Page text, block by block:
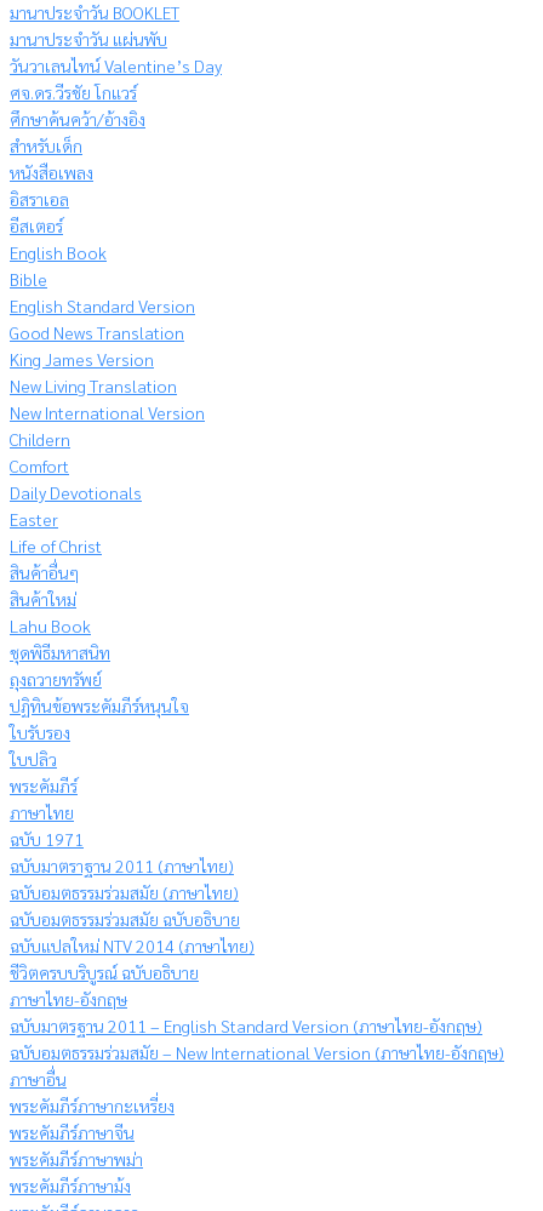
มานาประจำวัน BOOKLET
มานาประจำวัน แผ่นพับ
วันวาเลนไทน์ Valentine’s Day
ศจ.ดร.วีรชัย โกแวร์
ศึกษาค้นคว้า/อ้างอิง
สำหรับเด็ก
หนังสือเพลง
อิสราเอล
อีสเตอร์
English Book
Bible
English Standard Version
Good News Translation
King James Version
New Living Translation
New International Version
Childern
Comfort
Daily Devotionals
Easter
Life of Christ
สินค้าอื่นๆ
สินค้าใหม่
Lahu Book
ชุดพิธีมหาสนิท
ถุงถวายทรัพย์
ปฏิทินข้อพระคัมภีร์หนุนใจ
ใบรับรอง
ใบปลิว
พระคัมภีร์
ภาษาไทย
ฉบับ 1971
ฉบับมาตราฐาน 2011 (ภาษาไทย)
ฉบับอมตธรรมร่วมสมัย (ภาษาไทย)
ฉบับอมตธรรมร่วมสมัย ฉบับอธิบาย
ฉบับแปลใหม่ NTV 2014 (ภาษาไทย)
ชีวิตครบบริบูรณ์ ฉบับอธิบาย
ภาษาไทย-อังกฤษ
ฉบับมาตรฐาน 2011 – English Standard Version (ภาษาไทย-อังกฤษ)
ฉบับอมตธรรมร่วมสมัย – New International Version (ภาษาไทย-อังกฤษ)
ภาษาอื่น
พระคัมภีร์ภาษากะเหรี่ยง
พระคัมภีร์ภาษาจีน
พระคัมภีร์ภาษาพม่า
พระคัมภีร์ภาษาม้ง